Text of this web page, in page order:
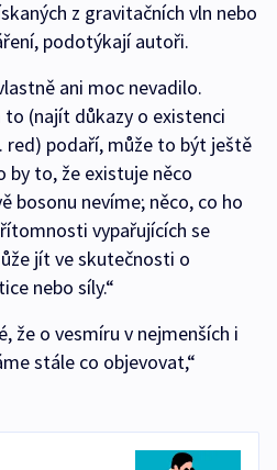
z gravitačních vln nebo
podotýkají autoři.
ani moc nevadilo.
to (najít důkazy o existenci
red) podaří, může to být ještě
by to, že existuje něco
bosonu nevíme; něco, co ho
vypařujících se
jít ve skutečnosti o
nebo síly.“
že o vesmíru v nejmenších i
stále co objevovat,“